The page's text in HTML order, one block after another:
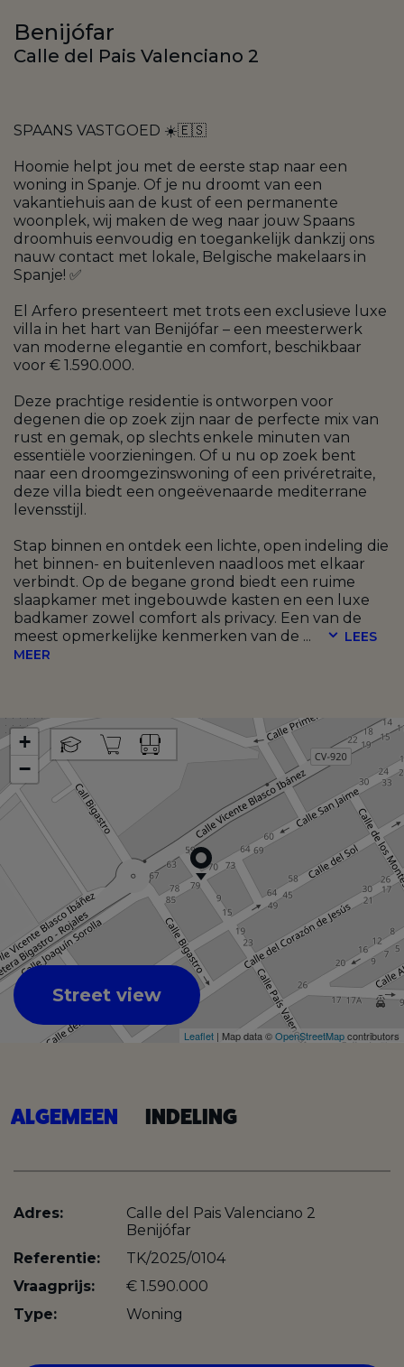
Benijófar
Calle del Pais Valenciano 2
SPAANS VASTGOED ☀️🇪🇸
Hoomie helpt jou met de eerste stap naar een
woning in Spanje. Of je nu droomt van een
vakantiehuis aan de kust of een permanente
woonplek, wij maken de weg naar jouw Spaans
droomhuis eenvoudig en toegankelijk dankzij ons
nauw contact met lokale, Belgische makelaars in
Spanje! ✅
El Arfero presenteert met trots een exclusieve luxe
villa in het hart van Benijófar – een meesterwerk
van moderne elegantie en comfort, beschikbaar
voor € 1.590.000.
Deze prachtige residentie is ontworpen voor
degenen die op zoek zijn naar de perfecte mix van
rust en gemak, op slechts enkele minuten van
essentiële voorzieningen. Of u nu op zoek bent
naar een droomgezinswoning of een privéretraite,
deze villa biedt een ongeëvenaarde mediterrane
levensstijl.
Stap binnen en ontdek een lichte, open indeling die
het binnen- en buitenleven naadloos met elkaar
verbindt. Op de begane grond biedt een ruime
slaapkamer met ingebouwde kasten en een luxe
badkamer zowel comfort als privacy. Een van de
meest opmerkelijke kenmerken van de ...
LEES
MEER
+
−
Leaflet | Map data ©OpenStreetMapcontributors
Street view
ALGEMEEN INDELING
Adres:
Calle del Pais Valenciano 2
Benijófar
Referentie:
TK/2025/0104
Vraagprijs:
€ 1.590.000
Type:
Woning